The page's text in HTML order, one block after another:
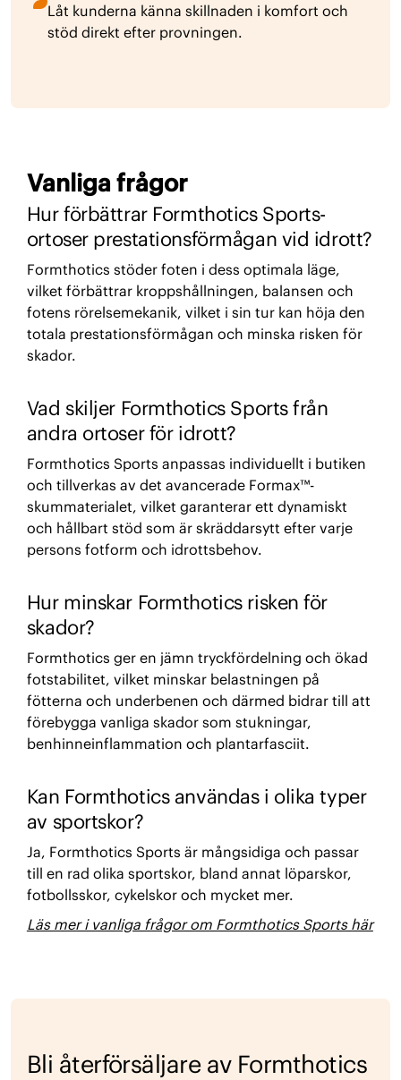
Låt kunderna känna skillnaden i komfort och
stöd direkt efter provningen.
Vanliga frågor
Hur förbättrar Formthotics Sports-
ortoser prestationsförmågan vid idrott?
Formthotics stöder foten i dess optimala läge,
vilket förbättrar kroppshållningen, balansen och
fotens rörelsemekanik, vilket i sin tur kan höja den
totala prestationsförmågan och minska risken för
skador.
Vad skiljer Formthotics Sports från
andra ortoser för idrott?
Formthotics Sports anpassas individuellt i butiken
och tillverkas av det avancerade Formax™-
skummaterialet, vilket garanterar ett dynamiskt
och hållbart stöd som är skräddarsytt efter varje
persons fotform och idrottsbehov.
Hur minskar Formthotics risken för
skador?
Formthotics ger en jämn tryckfördelning och ökad
fotstabilitet, vilket minskar belastningen på
fötterna och underbenen och därmed bidrar till att
förebygga vanliga skador som stukningar,
benhinneinflammation och plantarfasciit.
Kan Formthotics användas i olika typer
av sportskor?
Ja, Formthotics Sports är mångsidiga och passar
till en rad olika sportskor, bland annat löparskor,
fotbollsskor, cykelskor och mycket mer.
Läs mer i vanliga frågor om Formthotics Sports här
Bli återförsäljare av Formthotics